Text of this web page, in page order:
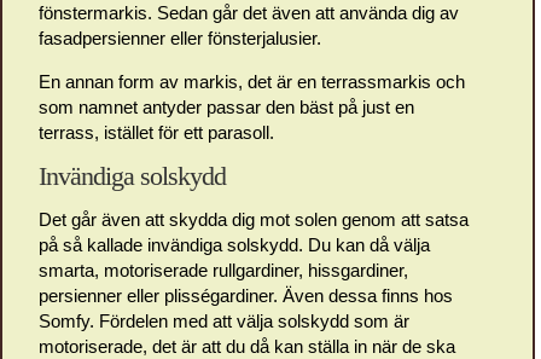
fönstermarkis. Sedan går det även att använda dig av
fasadpersienner eller fönsterjalusier.
En annan form av markis, det är en terrassmarkis och
som namnet antyder passar den bäst på just en
terrass, istället för ett parasoll.
Invändiga solskydd
Det går även att skydda dig mot solen genom att satsa
på så kallade invändiga solskydd. Du kan då välja
smarta, motoriserade rullgardiner, hissgardiner,
persienner eller plisségardiner. Även dessa finns hos
Somfy. Fördelen med att välja solskydd som är
motoriserade, det är att du då kan ställa in när de ska